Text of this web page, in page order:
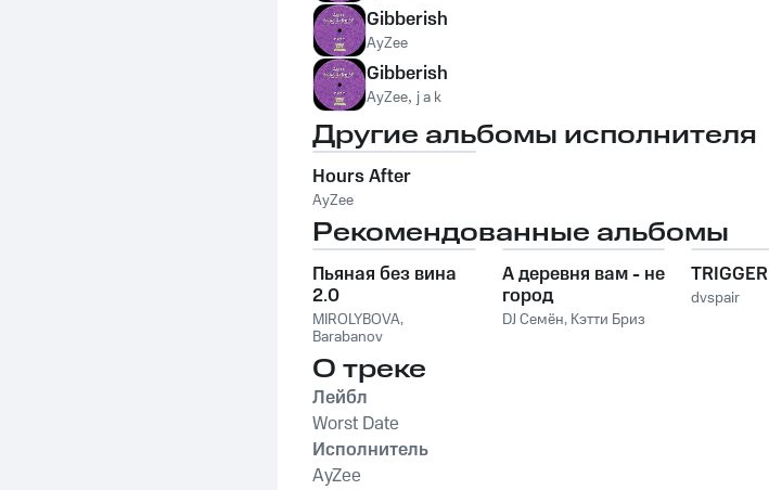
Gibberish
AyZee
Gibberish
AyZee, j a k
Другие альбомы исполнителя
Hours After
AyZee
Рекомендованные альбомы
Пьяная без вина
2.0
MIROLYBOVA,
Barabanov
А деревня вам - не
город
DJ Семён, Кэтти Бриз
TRIGGER
dvspair
О треке
Лейбл
Worst Date
Исполнитель
AyZee